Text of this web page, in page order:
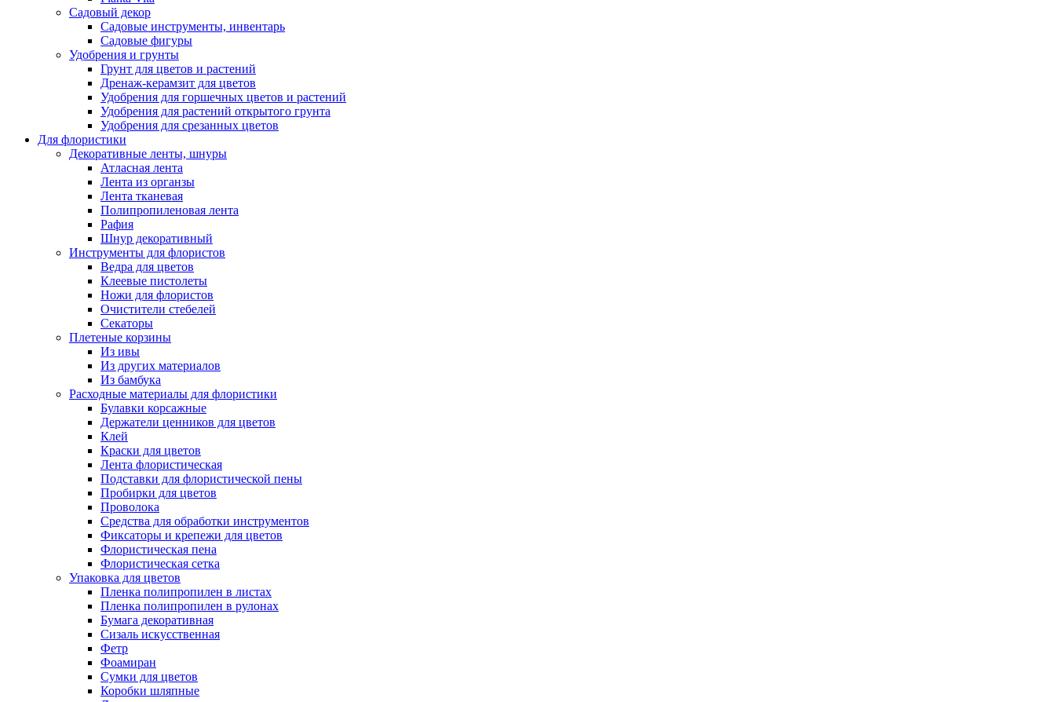
Садовый декор
Садовые инструменты, инвентарь
Садовые фигуры
Удобрения и грунты
Грунт для цветов и растений
Дренаж-керамзит для цветов
Удобрения для горшечных цветов и растений
Удобрения для растений открытого грунта
Удобрения для срезанных цветов
Для флористики
Декоративные ленты, шнуры
Атласная лента
Лента из органзы
Лента тканевая
Полипропиленовая лента
Рафия
Шнур декоративный
Инструменты для флористов
Ведра для цветов
Клеевые пистолеты
Ножи для флористов
Очистители стебелей
Секаторы
Плетеные корзины
Из ивы
Из других материалов
Из бамбука
Расходные материалы для флористики
Булавки корсажные
Держатели ценников для цветов
Клей
Краски для цветов
Лента флористическая
Подставки для флористической пены
Пробирки для цветов
Проволока
Средства для обработки инструментов
Фиксаторы и крепежи для цветов
Флористическая пена
Флористическая сетка
Упаковка для цветов
Пленка полипропилен в листах
Пленка полипропилен в рулонах
Бумага декоративная
Сизаль искусственная
Фетр
Фоамиран
Сумки для цветов
Коробки шляпные